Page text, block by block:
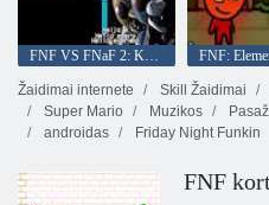
FNF VS FNaF 2: Kauluotas
Žaidimai internete
Skill Žaidimai
Super Mario
Muzikos
androidas
Friday Night Funkin
FNF